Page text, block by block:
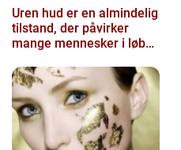
Uren hud er en almindelig
tilstand, der påvirker
mange mennesker i løbet